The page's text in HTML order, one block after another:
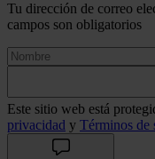
Tu dirección de correo
campos son obligatorios
Este sitio web está
privacidad y Términos de